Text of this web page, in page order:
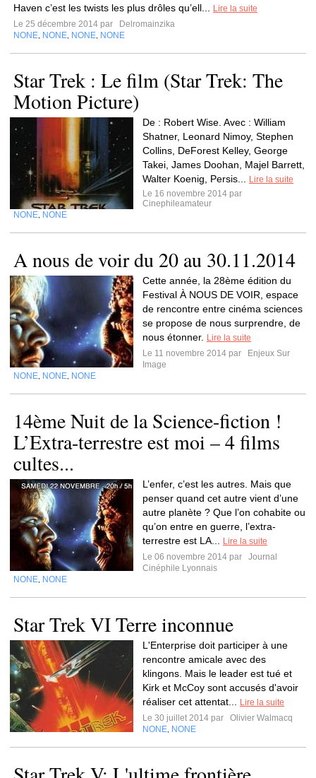
Haven c’est les twists les plus drôles qu’ell...
Lire la suite
Le 25 décembre 2014 par
Delromainzika
NONE NONE NONE NONE
Star Trek : Le film (Star Trek: The
Motion Picture)
De : Robert Wise. Avec : William
Shatner, Leonard Nimoy, Stephen
Collins, DeForest Kelley, George
Takei, James Doohan, Majel Barrett,
Walter Koenig, Persis...
Lire la suite
Le 16 novembre 2014 par
Cinephileamateur
NONE NONE
A nous de voir du 20 au 30.11.2014
Cette année, la 28ème édition du
Festival À NOUS DE VOIR, espace
de rencontre entre cinéma sciences
se propose de nous surprendre, de
nous étonner.
Lire la suite
Le 11 novembre 2014 par
Enjeux Sur
Image
NONE NONE NONE
14ème Nuit de la Science-fiction !
L’Extra-terrestre est moi – 4 films
cultes...
L’enfer, c’est les autres. Mais que
penser quand cet autre vient d’une
autre planète ? Que l’on cohabite ou
qu’on entre en guerre, l’extra-
terrestre est LA...
Lire la suite
Le 06 novembre 2014 par
Journal
Cinéphile Lyonnais
NONE NONE
Star Trek VI Terre inconnue
L'Enterprise doit participer à une
rencontre amicale avec des
klingons. Mais le leader est tué et
Kirk et McCoy sont accusés d'avoir
réaliser cet attentat...
Lire la suite
Le 30 juillet 2014 par
Olivier Walmacq
NONE NONE